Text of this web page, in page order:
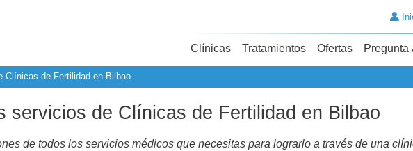
Clínicas Tratamientos Ofertas Pregunta
Clínicas de Fertilidad en Bilbao
servicios de Clínicas de Fertilidad en Bilbao
de todos los servicios médicos que necesitas para lograrlo a través de una